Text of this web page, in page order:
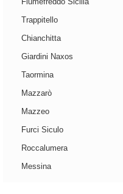
Trappitello
Chianchitta
Giardini Naxos
Taormina
Mazzarò
Mazzeo
Furci Siculo
Roccalumera
Messina